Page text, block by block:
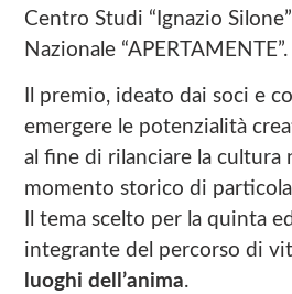
Centro Studi “Ignazio
Nazionale “APERTAMENTE”.
Il premio, ideato dai soci e
emergere le potenzialità
al fine di rilanciare la cultura
momento storico di
Il tema scelto per la quinta
integrante del percorso di
luoghi dell’anima.